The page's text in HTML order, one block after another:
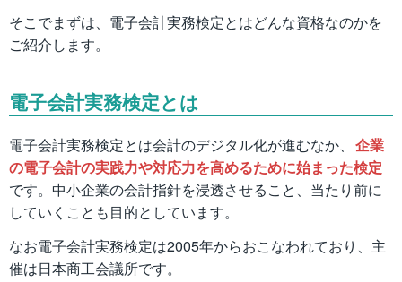
そこでまずは、電子会計実務検定とはどんな資格なのかを
ご紹介します。
電子会計実務検定とは
電子会計実務検定とは会計のデジタル化が進むなか、 企業
の電子会計の実践力や対応力を高めるために始まった検定
です。中小企業の会計指針を浸透させること、当たり前に
していくことも目的としています。
なお電子会計実務検定は2005年からおこなわれており、主
催は日本商工会議所です。